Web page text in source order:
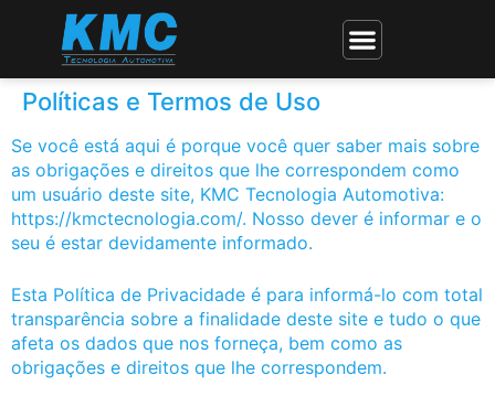
Políticas e Termos de Uso
Se você está aqui é porque você quer saber mais sobre
as obrigações e direitos que lhe correspondem como
um usuário deste site, KMC Tecnologia Automotiva:
https://kmctecnologia.com/. Nosso dever é informar e o
seu é estar devidamente informado.
Esta Política de Privacidade é para informá-lo com total
transparência sobre a finalidade deste site e tudo o que
afeta os dados que nos forneça, bem como as
obrigações e direitos que lhe correspondem.